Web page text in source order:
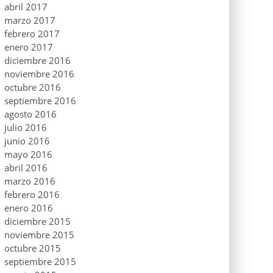
abril 2017
marzo 2017
febrero 2017
enero 2017
diciembre 2016
noviembre 2016
octubre 2016
septiembre 2016
agosto 2016
julio 2016
junio 2016
mayo 2016
abril 2016
marzo 2016
febrero 2016
enero 2016
diciembre 2015
noviembre 2015
octubre 2015
septiembre 2015